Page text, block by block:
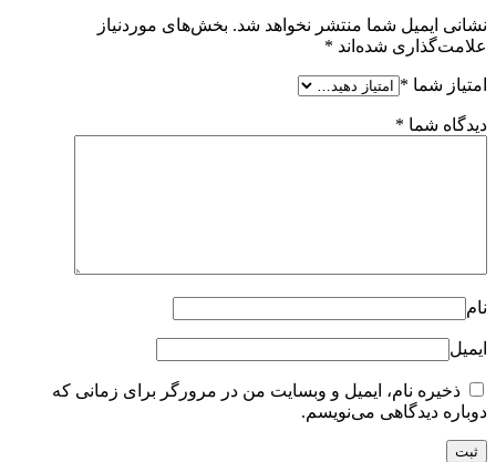
نشانی ایمیل شما منتشر نخواهد شد. بخش‌های موردنیاز
علامت‌گذاری شده‌اند *
امتیاز شما *
دیدگاه شما *
نام
ایمیل
ذخیره نام، ایمیل و وبسایت من در مرورگر برای زمانی که
دوباره دیدگاهی می‌نویسم.